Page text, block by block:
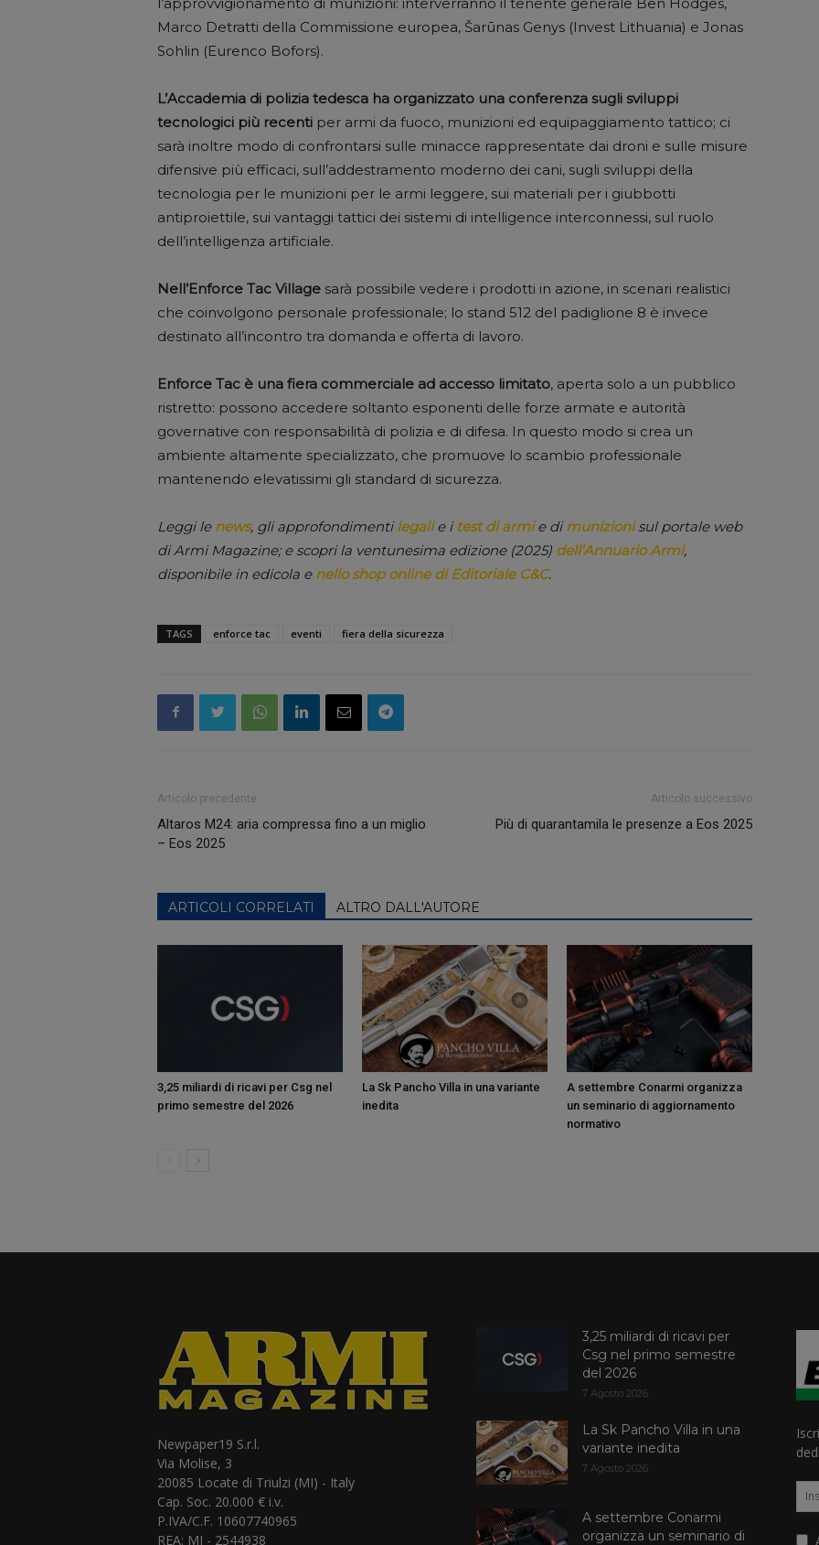
Marco Detratti della Commissione europea, Šarūnas Genys (Invest Lithuania) e Jonas
Sohlin (Eurenco Bofors).
L’Accademia di polizia tedesca ha organizzato una conferenza sugli sviluppi
tecnologici più recenti per armi da fuoco, munizioni ed equipaggiamento tattico; ci
sarà inoltre modo di confrontarsi sulle minacce rappresentate dai droni e sulle misure
difensive più efficaci, sull’addestramento moderno dei cani, sugli sviluppi della
tecnologia per le munizioni per le armi leggere, sui materiali per i giubbotti
antiproiettile, sui vantaggi tattici dei sistemi di intelligence interconnessi, sul ruolo
dell’intelligenza artificiale.
Nell’Enforce Tac Village sarà possibile vedere i prodotti in azione, in scenari realistici
che coinvolgono personale professionale; lo stand 512 del padiglione 8 è invece
destinato all’incontro tra domanda e offerta di lavoro.
Enforce Tac è una fiera commerciale ad accesso limitato, aperta solo a un pubblico
ristretto: possono accedere soltanto esponenti delle forze armate e autorità
governative con responsabilità di polizia e di difesa. In questo modo si crea un
ambiente altamente specializzato, che promuove lo scambio professionale
mantenendo elevatissimi gli standard di sicurezza.
Leggi le news, gli approfondimentilegali e i test di armie dimunizioni sul portale web
di Armi Magazine; e scopri la ventunesima edizione (2025) dell’Annuario Armi,
disponibile in edicola e nello shop online di Editoriale C&C.
TAGS enforce tac eventi fiera della sicurezza
Articolo precedente
Altaros M24: aria compressa fino a un miglio
– Eos 2025
Articolo successivo
Più di quarantamila le presenze a Eos 2025
ARTICOLI CORRELATI ALTRO DALL'AUTORE
3,25 miliardi di ricavi per Csg nel
primo semestre del 2026
La Sk Pancho Villa in una variante
inedita
A settembre Conarmi organizza
un seminario di aggiornamento
normativo
Newpaper19 S.r.l.
Via Molise, 3
20085 Locate di Triulzi (MI) - Italy
Cap. Soc. 20.000 € i.v.
P.IVA/C.F. 10607740965
REA: MI - 2544938
3,25 miliardi di ricavi per
Csg nel primo semestre
del 2026
7 Agosto 2026
La Sk Pancho Villa in una
variante inedita
7 Agosto 2026
A settembre Conarmi
organizza un seminario di